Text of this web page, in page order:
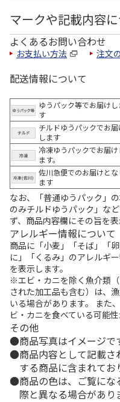
マークや記載内容
よくあるお問い合わせ
お支払い方法 注文
配送情報について
ゆうパック等でお届けし
す
チルドゆうパックでお届
します
冷凍ゆうパックでお届け
ます。
佐川急便でのお届けとな
ます
なお、「普通ゆうパック」
のみチルドゆうパック」な
ず、商品内容欄にその旨を表
アレルギー情報について
商品に「小麦」「そば」「
に」「くるみ」のアレルギ
を表示します。
※エビ・カニを除く魚介類
された加工品も含む）は、
いる場合があります。 また
ビ・カニを食べている可能性
その他
商品写真はイメージで
商品内容として記載
する商品に含まれてお
商品の色は、ご覧に
際と異なる場合があり